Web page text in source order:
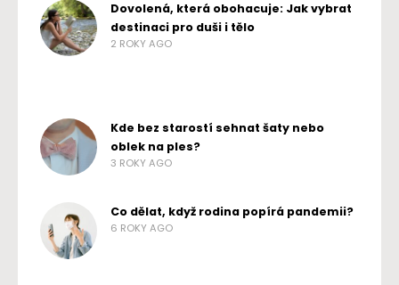
Dovolená, která obohacuje: Jak vybrat
destinaci pro duši i tělo
2 ROKY AGO
Kde bez starostí sehnat šaty nebo
oblek na ples?
3 ROKY AGO
Co dělat, když rodina popírá pandemii?
6 ROKY AGO